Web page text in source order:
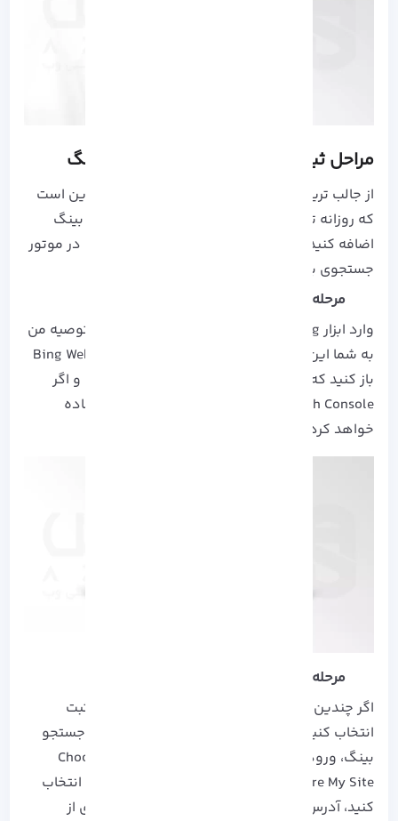
مراحل ثبت سایت در موتور جستجوی بینگ
از جالب ترین نکات در مورد موتور جستجو بینگ، این است
که روزانه تا 10000 آدرس صفحات را می توانید به بینگ
اضافه کنید، که در ادامه نحوه ارسال و ثبت سایت در موتور
جستجوی بینگ آمده است:
مرحله اول
وارد ابزار WebmasterBing شوید که برای این کار توصیه من
به شما این است که یک حساب در Bing Webmaster Tools
باز کنید که خوشبختانه این مورد خیلی آسان است و اگر
Google Search Console دارید اطلاعات آن را استفاده
خواهد کرد.
مرحله دوم
اگر چندین وب سایت دارید فقط باید یکی را برای ثبت
انتخاب کنید، مرحله بعدی در ثبت سایت در موتور جستجو
بینگ، ورود به منو است. از قسمت Menu وارد Choose
Configure My Site شده و سپس Submit URLs را انتخاب
کنید، آدرس‌هایی که می‌خواهید برای فهرست‌بندی از